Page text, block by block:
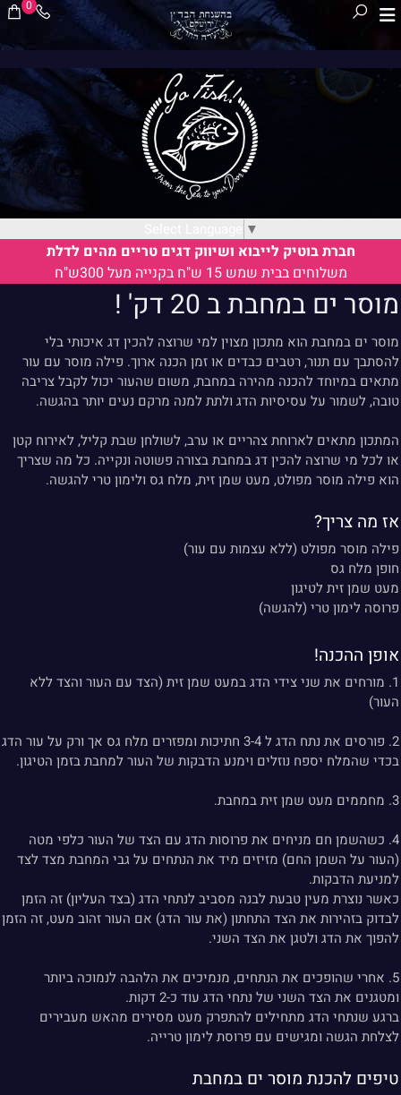
▼
0
חברת בוטיק לייבוא ושיווק דגים טריים מהים לדלת
משלוחים בבית שמש 15 ש"ח בקנייה מעל 300ש"ח
מוסר ים במחבת ב 20 דק' !
מוסר ים במחבת הוא מתכון מצוין למי שרוצה להכין דג איכותי בלי
להסתבך עם תנור, רטבים כבדים או זמן הכנה ארוך. פילה מוסר עם עור
מתאים במיוחד להכנה מהירה במחבת, משום שהעור יכול לקבל צריבה
טובה, לשמור על עסיסיות הדג ולתת למנה מרקם נעים יותר בהגשה.
המתכון מתאים לארוחת צהריים או ערב, לשולחן שבת קליל, לאירוח קטן
או לכל מי שרוצה להכין דג במחבת בצורה פשוטה ונקייה. כל מה שצריך
הוא פילה מוסר מפולט, מעט שמן זית, מלח גס ולימון טרי להגשה.
אז מה צריך?
פילה מוסר מפולט (ללא עצמות עם עור)
חופן מלח גס
מעט שמן זית לטיגון
פרוסה לימון טרי (להגשה)
אופן ההכנה!
1. מורחים את שני צידי הדג במעט שמן זית (הצד עם העור והצד ללא
העור)
2. פורסים את נתח הדג ל 3-4 חתיכות ומפזרים מלח גס אך ורק על עור הדג
בכדי שהמלח יספח נוזלים וימנע הדבקות של העור למחבת בזמן הטיגון.
3. מחממים מעט שמן זית במחבת.
4. כשהשמן חם מניחים את פרוסות הדג עם הצד של העור כלפי מטה
(העור על השמן החם) מזיזים מיד את הנתחים על גבי המחבת מצד לצד
למניעת הדבקות.
כאשר נוצרת מעין טבעת לבנה מסביב לנתחי הדג (בצד העליון) זה הזמן
לבדוק בזהירות את הצד התחתון (את עור הדג) אם העור זהוב מעט, זה הזמן
להפוך את הדג ולטגן את הצד השני.
5. אחרי שהופכים את הנתחים, מנמיכים את הלהבה לנמוכה ביותר
ומטגנים את הצד השני של נתחי הדג עוד כ-2 דקות.
ברגע שנתחי הדג מתחילים להתפרק מעט מסירים מהאש מעבירים
לצלחת הגשה ומגישים עם פרוסת לימון טרייה.
טיפים להכנת מוסר ים במחבת